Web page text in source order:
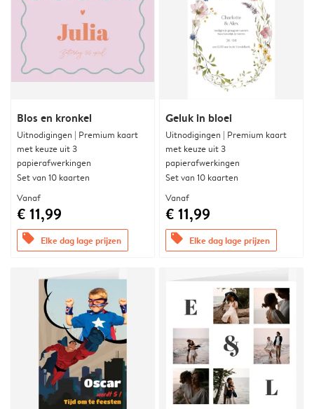
Blos en kronkel
Uitnodigingen | Premium kaart
met keuze uit 3
papierafwerkingen
Set van 10 kaarten
Vanaf
€ 11,99
offers Elke dag lage prijzen
Geluk in bloei
Uitnodigingen | Premium kaart
met keuze uit 3
papierafwerkingen
Set van 10 kaarten
Vanaf
€ 11,99
offers Elke dag lage prijzen